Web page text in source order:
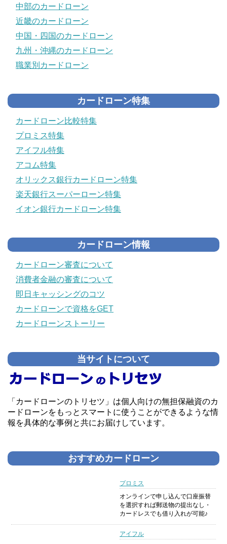
中部のカードローン
近畿のカードローン
中国・四国のカードローン
九州・沖縄のカードローン
職業別カードローン
カードローン特集
カードローン比較特集
プロミス特集
アイフル特集
アコム特集
オリックス銀行カードローン特集
楽天銀行スーパーローン特集
イオン銀行カードローン特集
カードローン情報
カードローン審査について
消費者金融の審査について
即日キャッシングのコツ
カードローンで資格をGET
カードローンストーリー
当サイトについて
「カードローンのトリセツ」は個人向けの無担保融資のカ
ードローンをもっとスマートに使うことができるような情
報を具体的な事例と共にお届けしています。
おすすめカードローン
プロミス
オンラインで申し込んで口座振替
を選択すれば郵送物の提出なし・
カードレスでも借り入れが可能♪
アイフル